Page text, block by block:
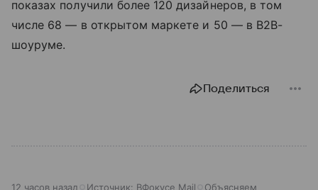
показах получили более 120 дизайнеров, в том
числе 68 — в открытом маркете и 50 — в B2B-
шоуруме.
Поделиться
12 часов назад Источник: ВФокусе Mail Объясняем